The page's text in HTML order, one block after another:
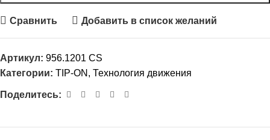
Сравнить Добавить в список желаний
Артикул: 956.1201 CS
Категории: TIP-ON , Технология движения
Поделитесь: